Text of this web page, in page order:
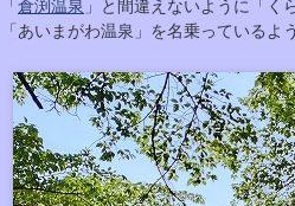
「 倉渕温泉 」と間違えないように「く
「あいまがわ温泉」を名乗っているよう